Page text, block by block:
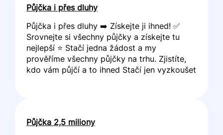
Půjčka i přes dluhy
Půjčka i přes dluhy ➡️ Získejte ji ihned! ✅
Srovnejte si všechny půjčky a získejte tu
nejlepší ⭐ Stačí jedna žádost a my
prověříme všechny půjčky na trhu. Zjistíte,
kdo vám půjčí a to ihned Stačí jen vyzkoušet
Půjčka 2,5 miliony